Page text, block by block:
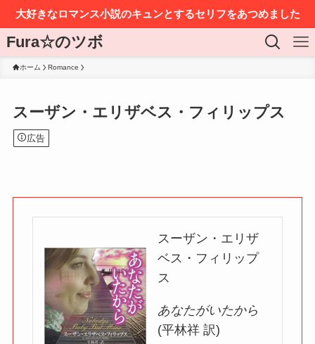
大好きなロマンス小説のキュンとするセリフをあつめました
Fura☆のツボ
ホーム Romance
スーザン・エリザベス・フィリップス
広告
スーザン・エリザ
ベス・フィリップ
ス
あなたがいたから
(平林祥 訳)